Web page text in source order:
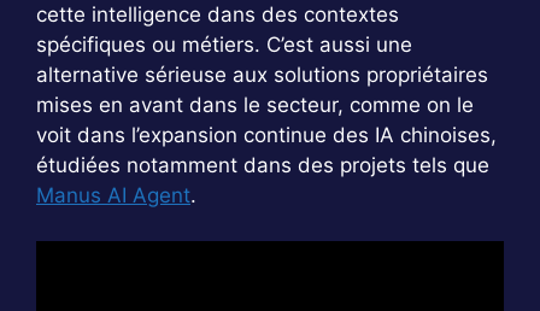
cette intelligence dans des contextes
spécifiques ou métiers. C’est aussi une
alternative sérieuse aux solutions propriétaires
mises en avant dans le secteur, comme on le
voit dans l’expansion continue des IA chinoises,
étudiées notamment dans des projets tels que
Manus AI Agent.